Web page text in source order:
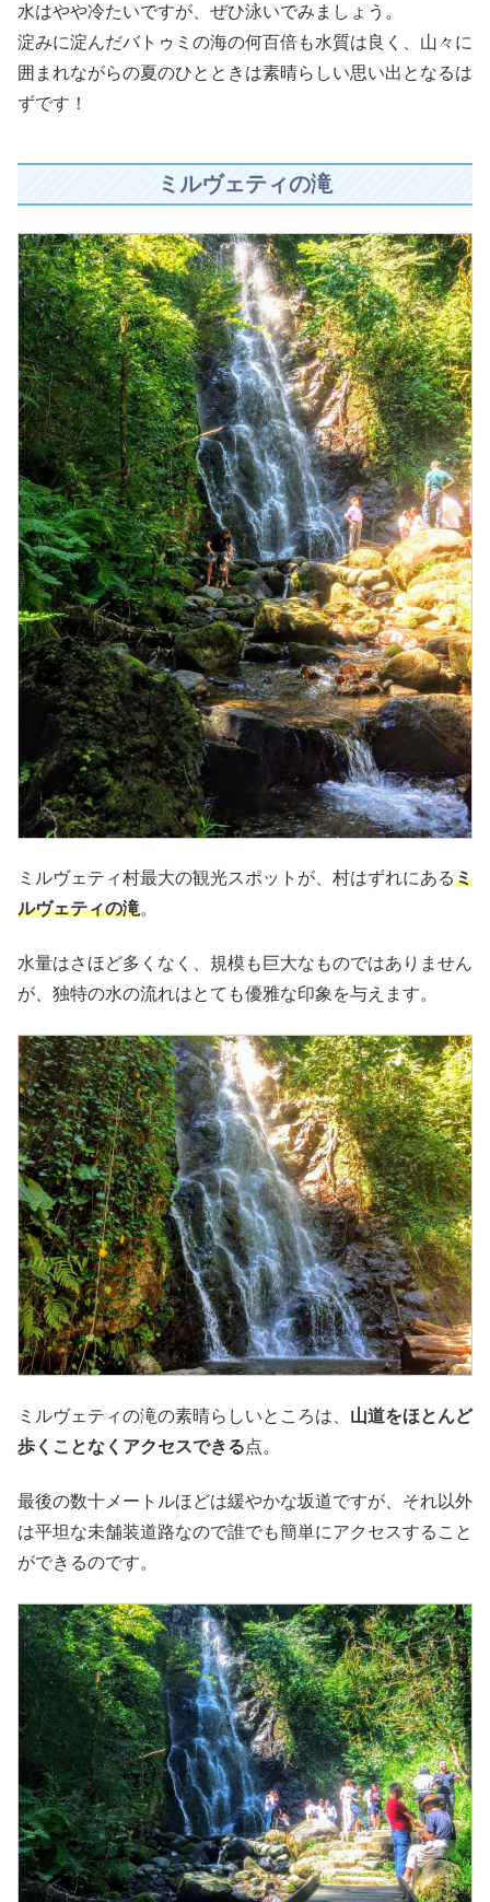
水はやや冷たいですが、ぜひ泳いでみましょう。
淀みに淀んだバトゥミの海の何百倍も水質は良く、山々に
囲まれながらの夏のひとときは素晴らしい思い出となるは
ずです！
ミルヴェティの滝
ミルヴェティ村最大の観光スポットが、村はずれにあるミ
ルヴェティの滝。
水量はさほど多くなく、規模も巨大なものではありません
が、独特の水の流れはとても優雅な印象を与えます。
ミルヴェティの滝の素晴らしいところは、 山道をほとんど
歩くことなくアクセスできる点。
最後の数十メートルほどは緩やかな坂道ですが、それ以外
は平坦な未舗装道路なので誰でも簡単にアクセスすること
ができるのです。